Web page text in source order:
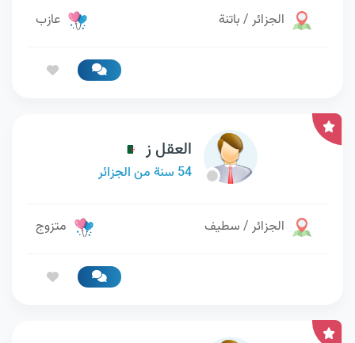
الجزائر / باتنة عازب
العقل ز
54 سنة من الجزائر
الجزائر / سطيف متزوج